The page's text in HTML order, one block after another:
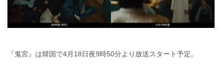
『鬼宮』は韓国で4月18日夜9時50分より放送スタート予定。